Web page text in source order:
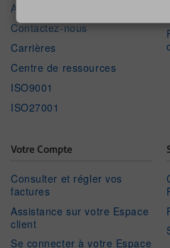
Actualités
Contactez-nous
Carrières
Centre de ressources
ISO9001
ISO27001
Votre Compte
Consulter et régler vos
factures
Assistance sur votre Espace
client
Se connecter à votre Espace